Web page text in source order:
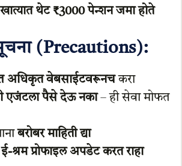
थेट ₹3000 पेन्शन जमा होते
सूचना (Precautions):
अधिकृत वेबसाईटवरूनचकरा
एजंटला पैसे देऊ नका– ही सेवा मोफत
बरोबर माहिती द्या
ई-श्रम प्रोफाइल अपडेट करत राहा